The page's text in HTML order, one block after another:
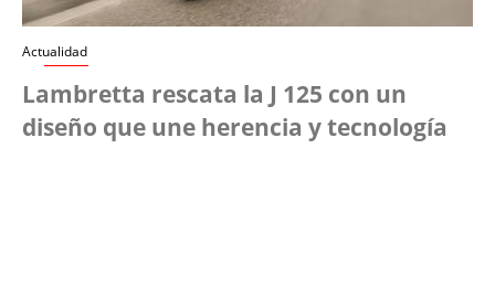
Actualidad
Lambretta rescata la J 125 con un
diseño que une herencia y tecnología